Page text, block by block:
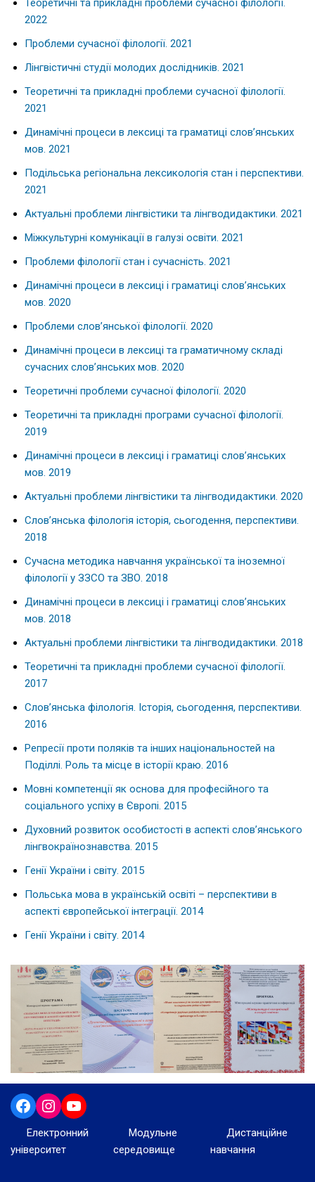
Теоретичні та прикладні проблеми сучасної філології.
2022
Проблеми сучасної філології. 2021
Лінгвістичні студії молодих дослідників. 2021
Теоретичні та прикладні проблеми сучасної філології.
2021
Динамічні процеси в лексиці та граматиці слов’янських
мов. 2021
Подільська регіональна лексикологія стан і перспективи.
2021
Актуальні проблеми лінгвістики та лінгводидактики. 2021
Міжкультурні комунікації в галузі освіти. 2021
Проблеми філології стан і сучасність. 2021
Динамічні процеси в лексиці і граматиці слов’янських
мов. 2020
Проблеми слов’янської філології. 2020
Динамічні процеси в лексиці та граматичному складі
сучасних слов’янських мов. 2020
Теоретичні проблеми сучасної філології. 2020
Теоретичні та прикладні програми сучасної філології.
2019
Динамiчнi процеси в лексиці і граматиці слов’янських
мов. 2019
Актуальні проблеми лінгвістики та лінгводидактики. 2020
Слов’янська філологія історія, сьогодення, перспективи.
2018
Сучасна методика навчання української та іноземної
філології у ЗЗСО та ЗВО. 2018
Динамічні процеси в лексиці і граматиці слов’янських
мов. 2018
Актуальні проблеми лінгвістики та лінгводидактики. 2018
Теоретичні та прикладні проблеми сучасної філології.
2017
Слов’янська філологія. Історія, сьогодення, перспективи.
2016
Репресії проти поляків та інших національностей на
Поділлі. Роль та місце в історії краю. 2016
Мовні компетенції як основа для професійного та
соціального успіху в Європі. 2015
Духовний розвиток особистості в аспекті слов’янського
лінгвокраїнознавства. 2015
Генії України і світу. 2015
Польська мова в українській освіті – перспективи в
аспекті європейської інтеграції. 2014
Генії України і світу. 2014
Електронний
університет
Модульне
середовище
Дистанційне
навчання